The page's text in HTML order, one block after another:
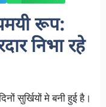
रूप:
निभा रहे
सुर्खियों मे बनी हुई है।